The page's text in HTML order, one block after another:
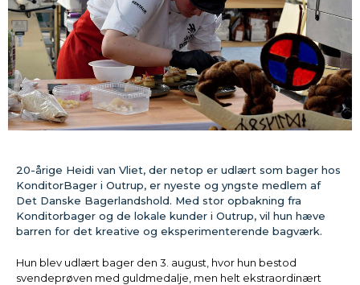
20-årige Heidi van Vliet, der netop er udlært som bager hos
KonditorBager i Outrup, er nyeste og yngste medlem af
Det Danske Bagerlandshold. Med stor opbakning fra
Konditorbager og de lokale kunder i Outrup, vil hun hæve
barren for det kreative og eksperimenterende bagværk.
Hun blev udlært bager den 3. august, hvor hun bestod
svendeprøven med guldmedalje, men helt ekstraordinært